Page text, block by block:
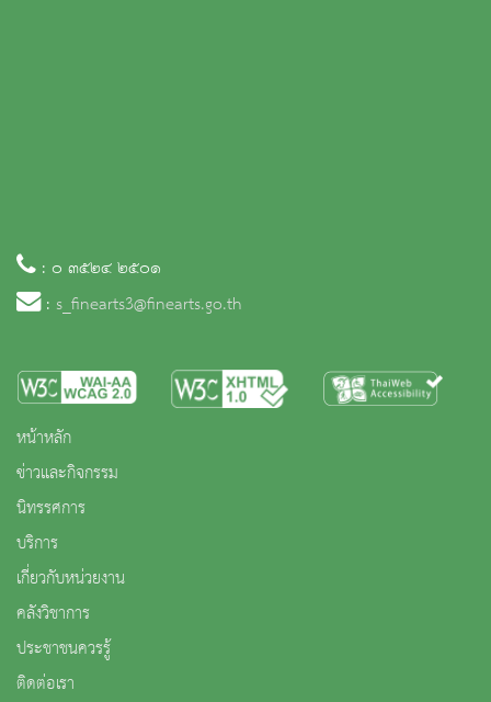
: ๐ ๓๕๒๔ ๒๕๐๑
: s_finearts3@finearts.go.th
หน้าหลัก
ข่าวและกิจกรรม
นิทรรศการ
บริการ
เกี่ยวกับหน่วยงาน
คลังวิชาการ
ประชาชนควรรู้
ติดต่อเรา